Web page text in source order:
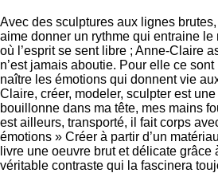
Avec des sculptures aux lignes
aime donner un rythme qui entraine
où l’esprit se sent libre ; Anne-Claire
n’est jamais aboutie. Pour elle ce
naître les émotions qui donnent vie
Claire, créer, modeler, sculpter est
bouillonne dans ma tête, mes mains
est ailleurs, transporté, il fait corps
émotions » Créer à partir d’un
livre une oeuvre brut et délicate grâce
véritable contraste qui la fascinera